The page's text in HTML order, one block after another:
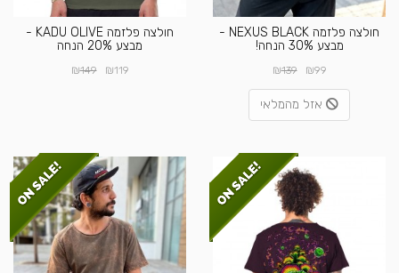
חולצה פלזמה NEXUS BLACK -
מבצע 30% הנחה!
₪99
₪139
אזל מהמלאי
חולצה פלזמה KADU OLIVE -
מבצע 20% הנחה
₪119
₪149